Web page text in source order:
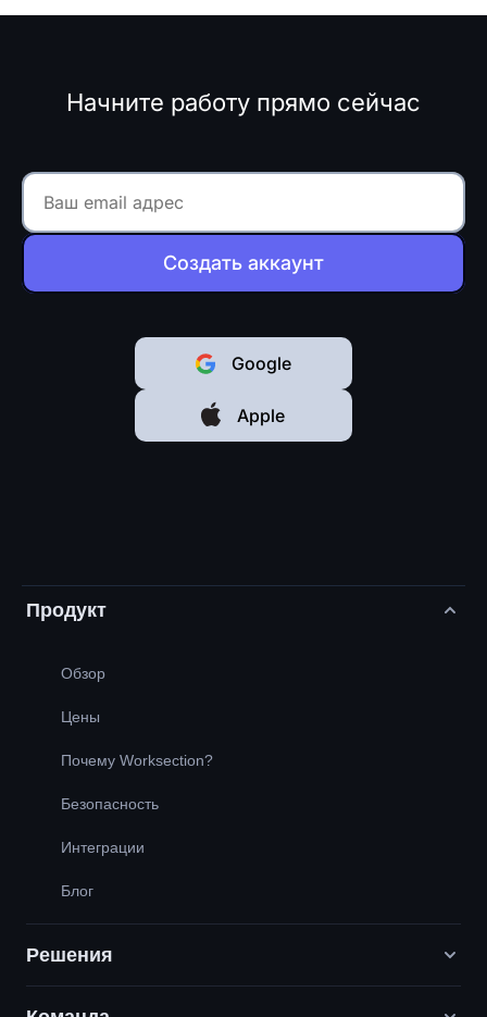
Начните работу прямо сейчас
Создать аккаунт
Google
Apple
Продукт
Обзор
Цены
Почему Worksection?
Безопасность
Интеграции
Блог
Решения